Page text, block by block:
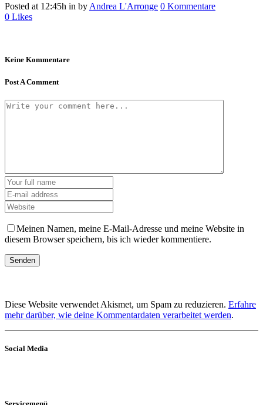
Posted at 12:45h in by Andrea L'Arronge 0 Kommentare
0 Likes
Keine Kommentare
Post A Comment
Meinen Namen, meine E-Mail-Adresse und meine Website in
diesem Browser speichern, bis ich wieder kommentiere.
Diese Website verwendet Akismet, um Spam zu reduzieren. Erfahre
mehr darüber, wie deine Kommentardaten verarbeitet werden.
Social Media